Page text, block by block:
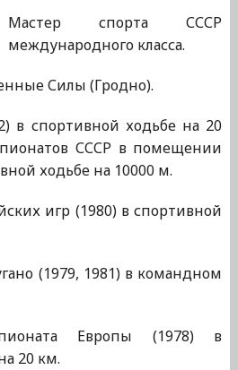
Мастер спорта СССР
международного класса.
Силы (Гродно).
в спортивной ходьбе на 20
СССР в помещении
ходьбе на 10000 м.
игр (1980) в спортивной
(1979, 1981) в командном
Европы (1978) в
20 км.